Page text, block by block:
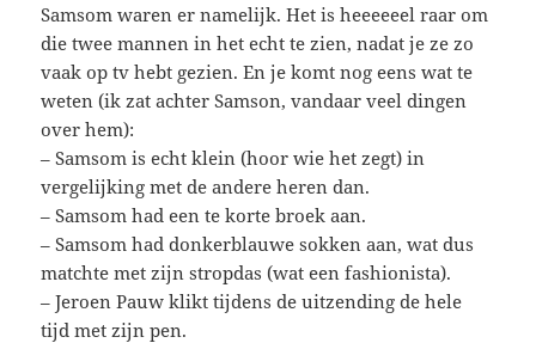
Samsom waren er namelijk. Het is heeeeeel raar om
die twee mannen in het echt te zien, nadat je ze zo
vaak op tv hebt gezien. En je komt nog eens wat te
weten (ik zat achter Samson, vandaar veel dingen
over hem):
– Samsom is echt klein (hoor wie het zegt) in
vergelijking met de andere heren dan.
– Samsom had een te korte broek aan.
– Samsom had donkerblauwe sokken aan, wat dus
matchte met zijn stropdas (wat een fashionista).
– Jeroen Pauw klikt tijdens de uitzending de hele
tijd met zijn pen.